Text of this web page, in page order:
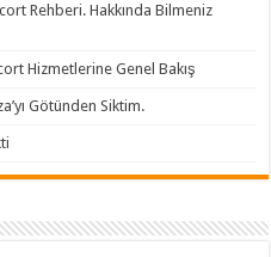
Rehberi. Hakkında Bilmeniz
Hizmetlerine Genel Bakış
Götünden Siktim.